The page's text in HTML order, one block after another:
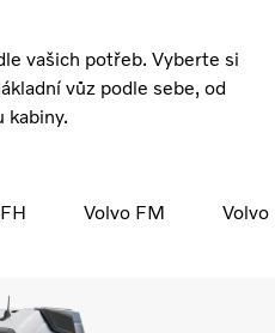
vašich potřeb. Vyberte si
vůz podle sebe, od
kabiny.
Volvo FM Volvo